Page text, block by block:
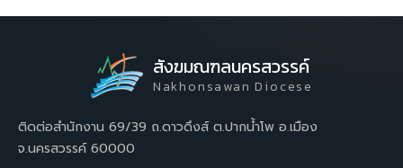
สังฆมณฑลนครสวรรค์
Nakhonsawan Diocese
ติดต่อสำนักงาน 69/39 ถ.ดาวดึงส์ ต.ปากน้ำโพ อ.เมือง
จ.นครสวรรค์ 60000